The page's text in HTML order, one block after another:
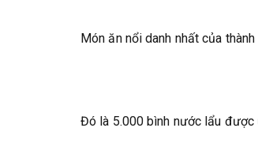
Món ăn nổi danh nhất của
Đó là 5.000 bình nước lẩu được